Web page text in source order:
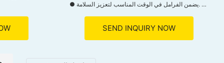
● يضمن الفرامل في الوقت المناسب لتعزيز السلامة.
SEND INQUIRY NOW